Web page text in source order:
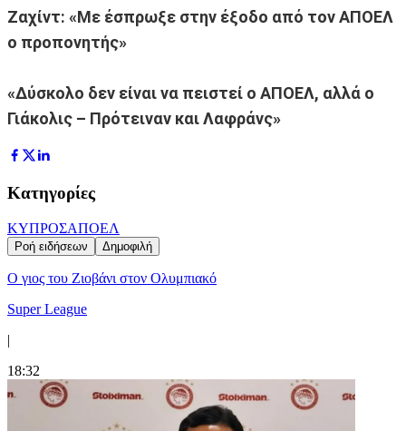
Ζαχίντ: «Με έσπρωξε στην έξοδο από τον ΑΠΟΕΛ
ο προπονητής»
«Δύσκολο δεν είναι να πειστεί ο ΑΠΟΕΛ, αλλά ο
Γιάκολις – Πρότειναν και Λαφράνς»
Κατηγορίες
ΚΥΠΡΟΣΑΠΟΕΛ
Ροή ειδήσεων Δημοφιλή
Ο γιος του Ζιοβάνι στον Ολυμπιακό
Super League
|
18:32